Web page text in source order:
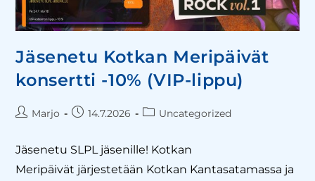
Jäsenetu Kotkan Meripäivät
konsertti -10% (VIP-lippu)
Marjo 14.7.2026 Uncategorized
Jäsenetu SLPL jäsenille! Kotkan
Meripäivät järjestetään Kotkan Kantasatamassa ja